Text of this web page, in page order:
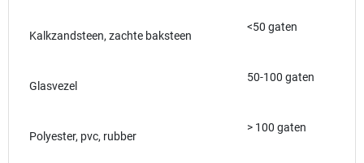
Kalkzandsteen, zachte baksteen
<50 gaten
Glasvezel
50-100 gaten
Polyester, pvc, rubber
> 100 gaten